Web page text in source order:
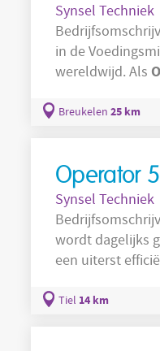
Synsel Techniek
Bedrijfsomschrijving: Locatie: Regio Breukelen. Dit internationale bedrijf
in de
wereldwijd. Als
Breukelen 25 km
Operator
Synsel Techniek
Bedrijfsomschrijving: Locatie: regio Tiel. Dit familiebedrijf is een
wordt dagelijks
een uiterst
betere
Tiel 14 km